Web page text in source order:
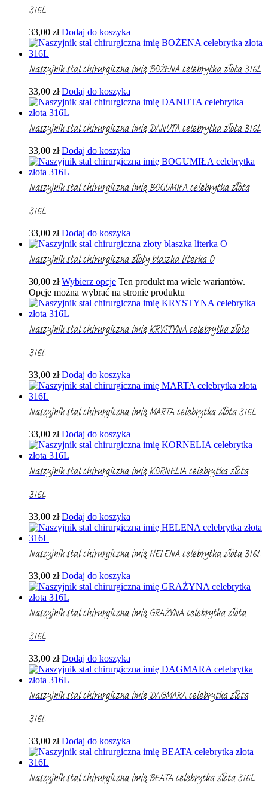
316L
33,00 zł Dodaj do koszyka
Naszyjnik stal chirurgiczna imię BOŻENA celebrytka złota 316L
33,00 zł Dodaj do koszyka
Naszyjnik stal chirurgiczna imię DANUTA celebrytka złota 316L
33,00 zł Dodaj do koszyka
Naszyjnik stal chirurgiczna imię BOGUMIŁA celebrytka złota
316L
33,00 zł Dodaj do koszyka
Naszyjnik stal chirurgiczna złoty blaszka literka O
30,00 zł Wybierz opcje Ten produkt ma wiele wariantów.
Opcje można wybrać na stronie produktu
Naszyjnik stal chirurgiczna imię KRYSTYNA celebrytka złota
316L
33,00 zł Dodaj do koszyka
Naszyjnik stal chirurgiczna imię MARTA celebrytka złota 316L
33,00 zł Dodaj do koszyka
Naszyjnik stal chirurgiczna imię KORNELIA celebrytka złota
316L
33,00 zł Dodaj do koszyka
Naszyjnik stal chirurgiczna imię HELENA celebrytka złota 316L
33,00 zł Dodaj do koszyka
Naszyjnik stal chirurgiczna imię GRAŻYNA celebrytka złota
316L
33,00 zł Dodaj do koszyka
Naszyjnik stal chirurgiczna imię DAGMARA celebrytka złota
316L
33,00 zł Dodaj do koszyka
Naszyjnik stal chirurgiczna imię BEATA celebrytka złota 316L